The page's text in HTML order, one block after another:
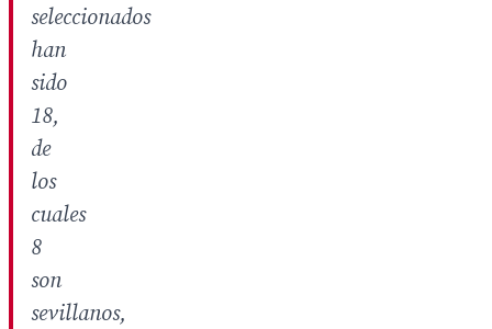
seleccionados
han
sido
18,
de
los
cuales
8
son
sevillanos,